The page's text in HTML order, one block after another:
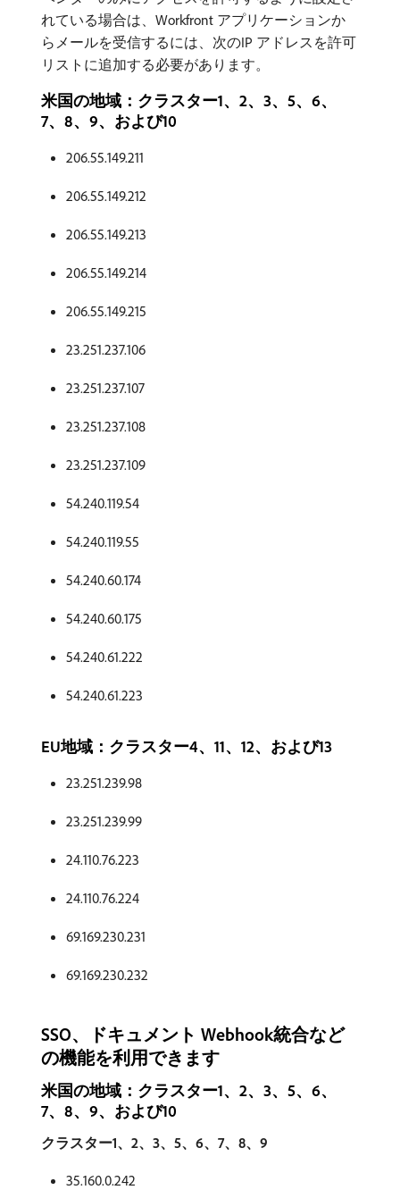
れている場合は、Workfront アプリケーションか
らメールを受信するには、次のIP アドレスを許可
リストに追加する必要があります。
米国の地域：クラスター1、2、3、5、6、
7、8、9、および10
206.55.149.211
206.55.149.212
206.55.149.213
206.55.149.214
206.55.149.215
23.251.237.106
23.251.237.107
23.251.237.108
23.251.237.109
54.240.119.54
54.240.119.55
54.240.60.174
54.240.60.175
54.240.61.222
54.240.61.223
EU地域：クラスター4、11、12、および13
23.251.239.98
23.251.239.99
24.110.76.223
24.110.76.224
69.169.230.231
69.169.230.232
SSO、ドキュメント Webhook統合など
の機能を利用できます
米国の地域：クラスター1、2、3、5、6、
7、8、9、および10
クラスター1、2、3、5、6、7、8、9
35.160.0.242